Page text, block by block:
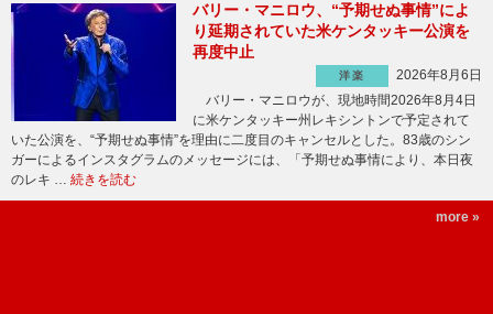
バリー・マニロウ、“予期せぬ事情”によ
り延期されていた米ケンタッキー公演を
再度中止
洋楽
2026年8月6日
バリー・マニロウが、現地時間2026年8月4日
に米ケンタッキー州レキシントンで予定されて
いた公演を、“予期せぬ事情”を理由に二度目のキャンセルとした。83歳のシン
ガーによるインスタグラムのメッセージには、「予期せぬ事情により、本日夜
のレキ … 続きを読む
more »